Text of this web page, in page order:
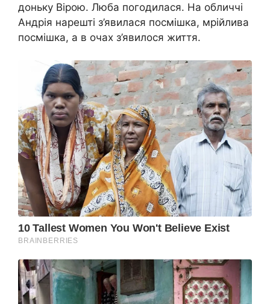
доньку Вірою. Люба погодилася. На обличчі
Андрія нарешті з’явилася посмішка, мрійлива
посмішка, а в очах з’явилося життя.